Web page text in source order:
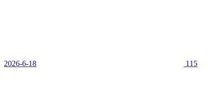
2026-6-18 115